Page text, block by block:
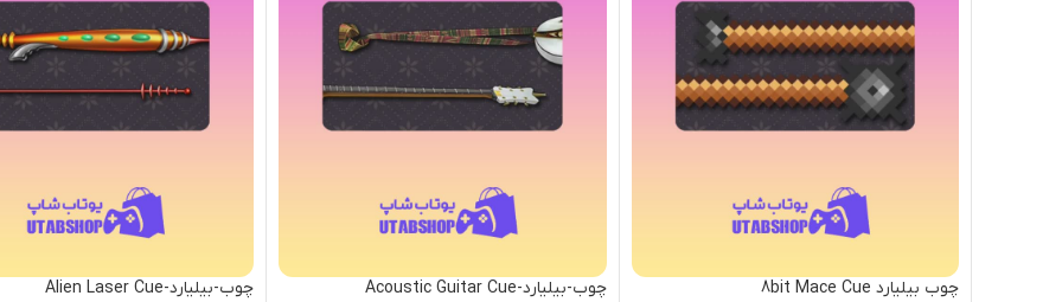
چوب بیلیارد 8bit Mace Cue چوب-بیلیارد-Acoustic Guitar Cue چوب-بیلیارد-Alien Laser Cue